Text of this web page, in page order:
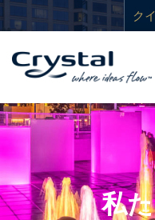
ッ
ス
キ
ッ
ク
私